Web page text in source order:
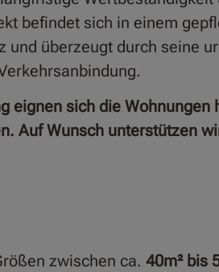
befindet sich in einem
und überzeugt durch seine
eignen sich die Wohnungen
Auf Wunsch unterstützen
zwischen ca. 40m² bis